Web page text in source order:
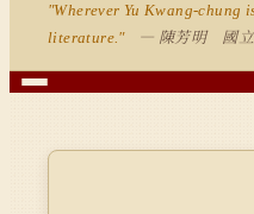
"Wherever Yu Kwang-chung
literature."
— 陳芳明 國立